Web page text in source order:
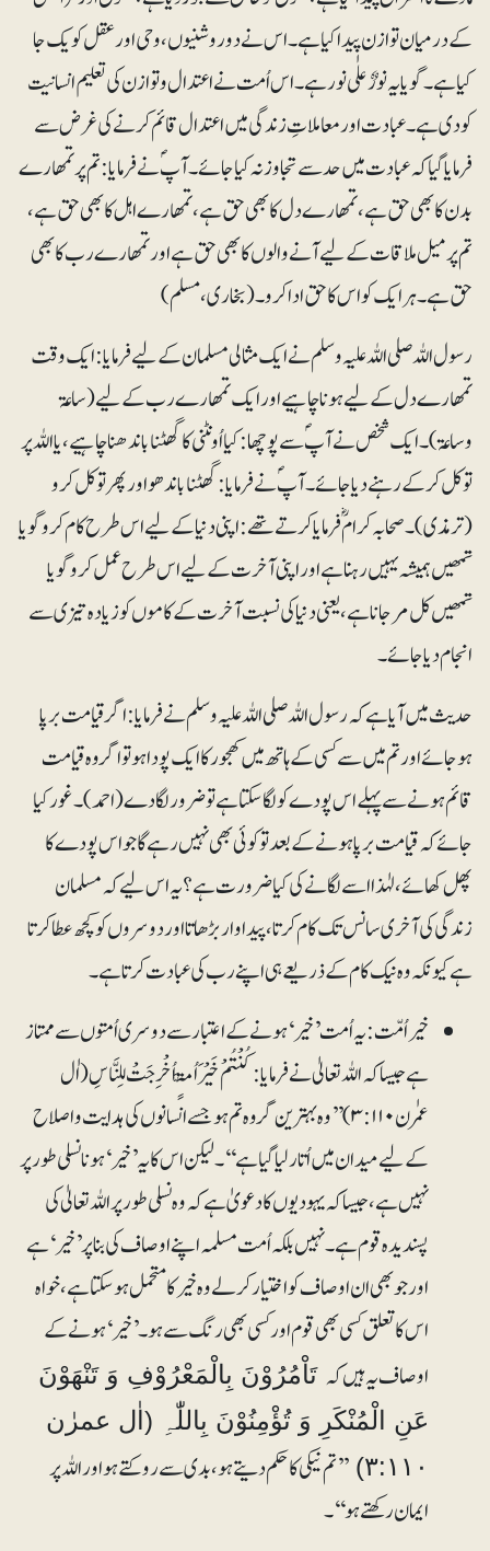
کے درمیان توازن پیدا کیا ہے۔ اس نے دو روشنیوں، وحی اور عقل کو یک جا
کیا ہے۔ گویا یہ نورٌ علٰی نور ہے۔ اس اُمت نے اعتدال و توازن کی تعلیم انسانیت
کو دی ہے۔ عبادت اور معاملاتِ زندگی میں اعتدال قائم کرنے کی غرض سے
فرمایا گیا کہ عبادت میں حد سے تجاوز نہ کیا جائے۔ آپؐ نے فرمایا: تم پر تمھارے
بدن کا بھی حق ہے، تمھارے دل کا بھی حق ہے، تمھارے اہل کا بھی حق ہے،
تم پر میل ملاقات کے لیے آنے والوں کا بھی حق ہے اور تمھارے رب کا بھی
حق ہے۔ ہر ایک کو اس کا حق ادا کرو۔ (بخاری، مسلم)
رسول اللہ صلی اللہ علیہ وسلم نے ایک مثالی مسلمان کے لیے فرمایا: ایک وقت
تمھارے دل کے لیے ہونا چاہیے اور ایک تمھارے رب کے لیے (ساعۃ
وساعۃ)۔ ایک شخص نے آپؐ سے پوچھا: کیا اُونٹنی کا گھٹنا باندھنا چاہیے، یا اللہ پر
توکل کر کے رہنے دیا جائے۔ آپؐ نے فرمایا: گھٹنا باندھو اور پھر توکل کرو
(ترمذی)۔ صحابہ کرامؓ فرمایا کرتے تھے: اپنی دنیا کے لیے اس طرح کام کرو گویا
تمھیں ہمیشہ یہیں رہنا ہے اور اپنی آخرت کے لیے اس طرح عمل کرو گویا
تمھیں کل مرجانا ہے، یعنی دنیا کی نسبت آخرت کے کاموں کو زیادہ تیزی سے
انجام دیا جائے۔
حدیث میں آیا ہے کہ رسول اللہ صلی اللہ علیہ وسلم نے فرمایا: اگر قیامت برپا
ہوجائے اور تم میں سے کسی کے ہاتھ میں کھجور کا ایک پودا ہو تو اگر وہ قیامت
قائم ہونے سے پہلے اس پودے کو لگا سکتا ہے تو ضرور لگا دے (احمد)۔ غور کیا
جائے کہ قیامت برپا ہونے کے بعد تو کوئی بھی نہیں رہے گا جو اس پودے کا
پھل کھائے، لہٰذا اسے لگانے کی کیا ضرورت ہے؟یہ اس لیے کہ مسلمان
زندگی کی آخری سانس تک کام کرتا، پیداوار بڑھاتا اور دوسروں کو کچھ عطا کرتا
ہے کیونکہ وہ نیک کام کے ذریعے ہی اپنے رب کی عبادت کرتا ہے۔
خیر اُمّت: یہ اُمت ’خیر‘ ہونے کے اعتبار سے دوسری اُمتوں سے ممتاز
ہے جیساکہ اللہ تعالیٰ نے فرمایا: کُنْتُمْ خَیْرَ اُمَّۃٍ اُخْرِجَتْ لِلنَّاسِ(اٰل
عمرٰن ۳:۱۱۰) ’’وہ بہترین گروہ تم ہو جسے انسانوں کی ہدایت و اصلاح
کے لیے میدان میں اُتار لیا گیا ہے‘‘۔ لیکن اس کا یہ ’خیر‘ ہونا نسلی طور پر
نہیں ہے، جیساکہ یہودیوں کا دعویٰ ہے کہ وہ نسلی طور پر اللہ تعالیٰ کی
پسندیدہ قوم ہے۔ نہیں بلکہ اُمت مسلمہ اپنے اوصاف کی بنا پر ’خیر‘ ہے
اور جو بھی ان اوصاف کو اختیار کرلے وہ خیر کا متحمل ہوسکتا ہے، خواہ
اس کا تعلق کسی بھی قوم اور کسی بھی رنگ سے ہو۔ ’خیر‘ ہونے کے
اوصاف یہ ہیں کہ تَاْمُرُوْنَ بِالْمَعْرُوْفِ وَ تَنْھَوْنَ
عَنِ الْمُنْکَرِ وَ تُؤْمِنُوْنَ بِاللّٰہِ (اٰل عمرٰن
۳:۱۱۰)
’’تم نیکی کا حکم دیتے ہو، بدی سے روکتے ہو اور اللہ پر
ایمان رکھتے ہو‘‘۔